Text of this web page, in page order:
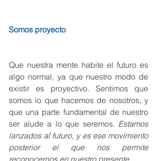
Somos proyecto
Que nuestra mente habite el futuro es
algo normal, ya que nuestro modo de
existir es proyectivo. Sentimos que
somos lo que hacemos de nosotros, y
que una parte fundamental de nuestro
ser alude a lo que seremos. Estamos
lanzados al futuro, y es ese movimiento
posterior el que nos permite